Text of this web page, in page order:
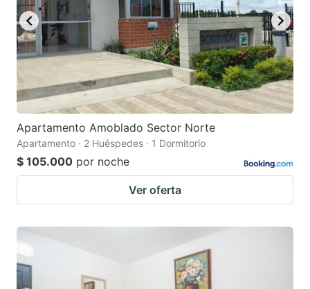
Apartamento Amoblado Sector Norte
Apartamento · 2 Huéspedes · 1 Dormitorio
$ 105.000 por noche
Ver oferta